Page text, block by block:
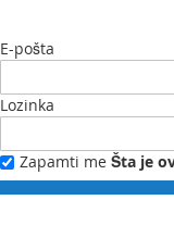
E-pošta
Lozinka
Zapamti me Šta je